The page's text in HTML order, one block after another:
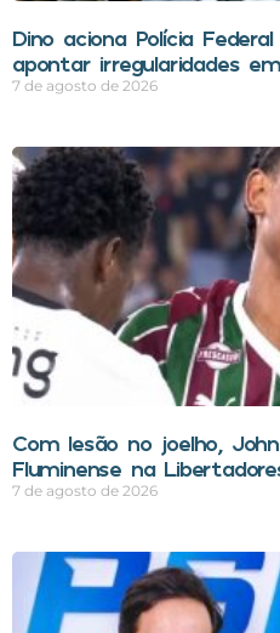
Dino aciona Polícia
apontar irregularidades
7 de agosto de 2026
Com lesão no joelho,
Fluminense na
7 de agosto de 2026